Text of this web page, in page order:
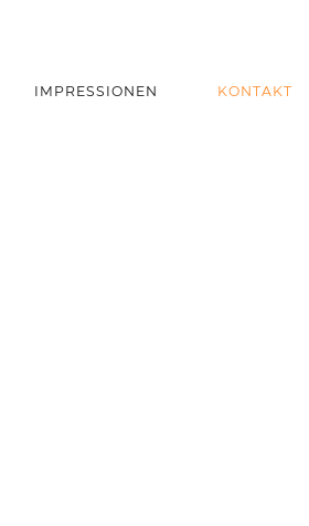
IMPRESSIONEN KONTAKT